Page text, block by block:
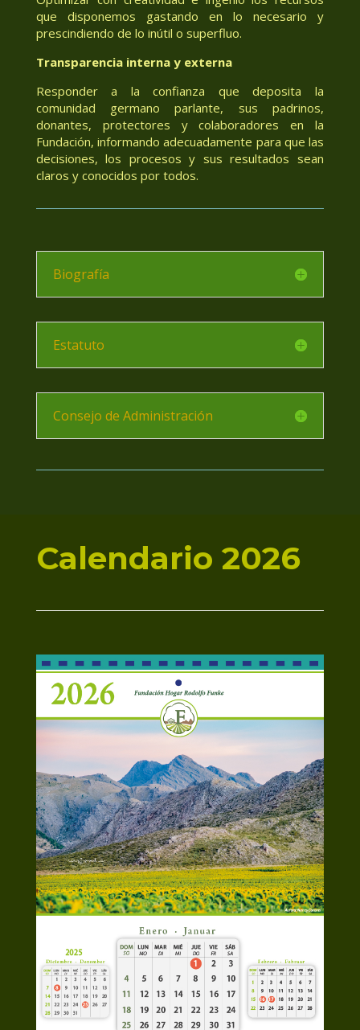
que disponemos gastando en lo necesario y
prescindiendo de lo inútil o superfluo.
Transparencia interna y externa
Responder a la confianza que deposita la
comunidad germano parlante, sus padrinos,
donantes, protectores y colaboradores en la
Fundación, informando adecuadamente para que las
decisiones, los procesos y sus resultados sean
claros y conocidos por todos.
Biografía
Estatuto
Consejo de Administración
Calendario 2026